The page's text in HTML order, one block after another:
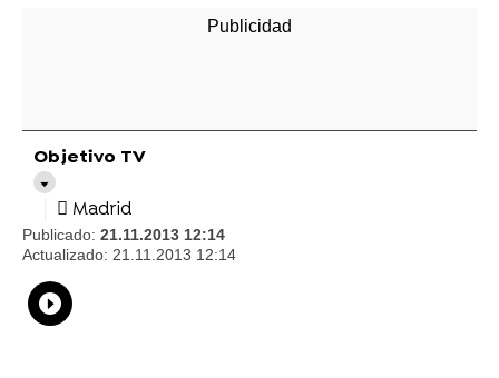
Objetivo TV
Madrid
Publicado: 21.11.2013 12:14
Actualizado: 21.11.2013 12:14
Whatsapp
Compartir